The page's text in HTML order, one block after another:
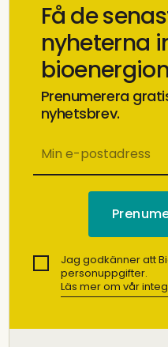
Få de
nyheterna
Prenumerera
nyhetsbrev.
Jag godkänner att
personuppgifter.
Läs mer om vår